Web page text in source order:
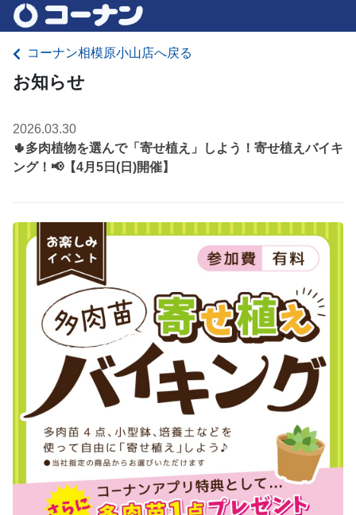
コーナン相模原小山店へ戻る
お知らせ
2026.03.30
🌵多肉植物を選んで「寄せ植え」しよう！寄せ植えバイキ
ング！📢【4月5日(日)開催】